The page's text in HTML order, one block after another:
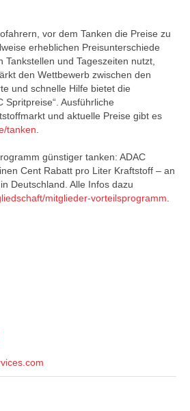
vor dem Tanken die Preise zu
erheblichen Preisunterschiede
Tankstellen und Tageszeiten nutzt,
den Wettbewerb zwischen den
und schnelle Hilfe bietet die
Spritpreise“. Ausführliche
und aktuelle Preise gibt es
tanken.
günstiger tanken: ADAC
Cent Rabatt pro Liter Kraftstoff – an
Deutschland. Alle Infos dazu
mitglieder-vorteilsprogramm.